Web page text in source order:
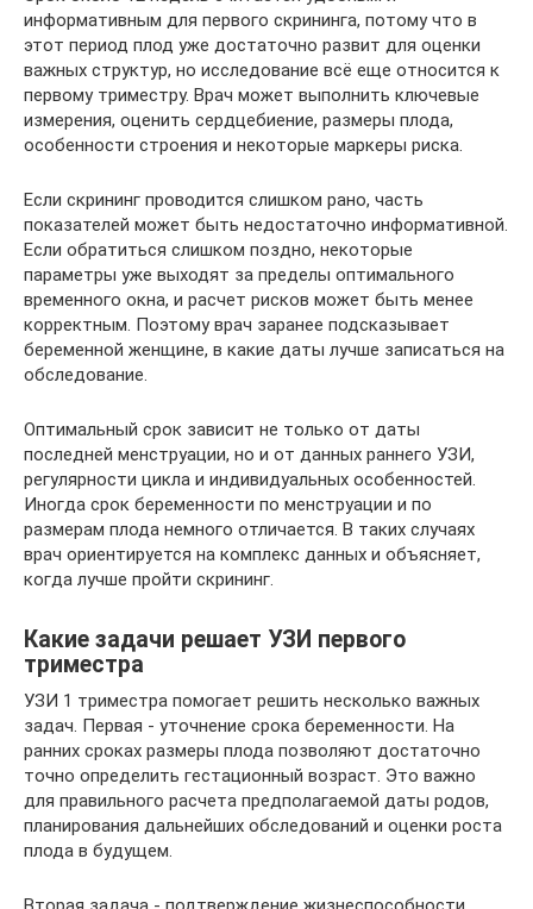
информативным для первого скрининга, потому что в
этот период плод уже достаточно развит для оценки
важных структур, но исследование всё еще относится к
первому триместру. Врач может выполнить ключевые
измерения, оценить сердцебиение, размеры плода,
особенности строения и некоторые маркеры риска.
Если скрининг проводится слишком рано, часть
показателей может быть недостаточно информативной.
Если обратиться слишком поздно, некоторые
параметры уже выходят за пределы оптимального
временного окна, и расчет рисков может быть менее
корректным. Поэтому врач заранее подсказывает
беременной женщине, в какие даты лучше записаться на
обследование.
Оптимальный срок зависит не только от даты
последней менструации, но и от данных раннего УЗИ,
регулярности цикла и индивидуальных особенностей.
Иногда срок беременности по менструации и по
размерам плода немного отличается. В таких случаях
врач ориентируется на комплекс данных и объясняет,
когда лучше пройти скрининг.
Какие задачи решает УЗИ первого
триместра
УЗИ 1 триместра помогает решить несколько важных
задач. Первая - уточнение срока беременности. На
ранних сроках размеры плода позволяют достаточно
точно определить гестационный возраст. Это важно
для правильного расчета предполагаемой даты родов,
планирования дальнейших обследований и оценки роста
плода в будущем.